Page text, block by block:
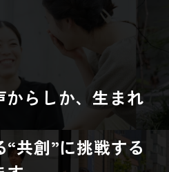
らしか、生まれ
共創”に挑戦する